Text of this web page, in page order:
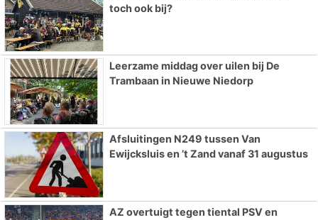
toch ook bij?
Leerzame middag over uilen bij De
Trambaan in Nieuwe Niedorp
Afsluitingen N249 tussen Van
Ewijcksluis en ’t Zand vanaf 31 augustus
AZ overtuigt tegen tiental PSV en